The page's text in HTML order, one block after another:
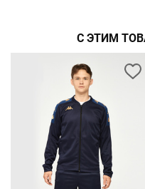
С ЭТИМ